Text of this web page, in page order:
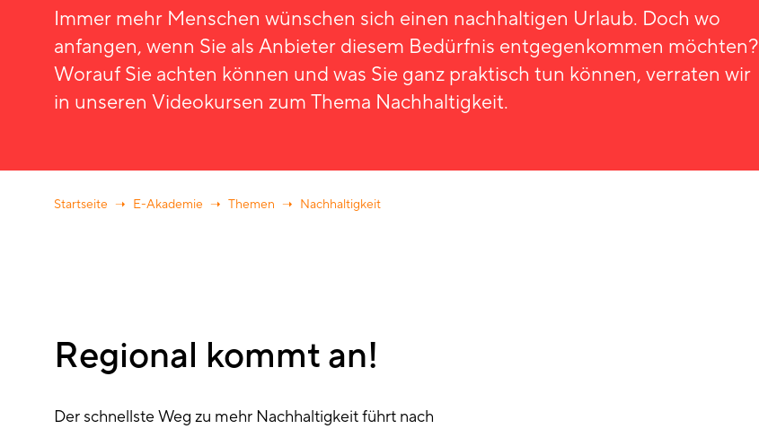
Immer mehr Menschen wünschen sich einen nachhaltigen Urlaub. Doch wo
anfangen, wenn Sie als Anbieter diesem Bedürfnis entgegenkommen möchten?
Worauf Sie achten können und was Sie ganz praktisch tun können, verraten wir
in unseren Videokursen zum Thema Nachhaltigkeit.
Startseite E-Akademie Themen Nachhaltigkeit
Regional kommt an!
Der schnellste Weg zu mehr Nachhaltigkeit führt nach